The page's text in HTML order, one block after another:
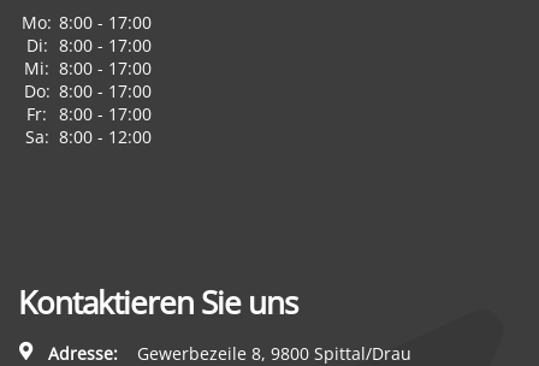
Mo: 8:00 - 17:00
Di: 8:00 - 17:00
Mi: 8:00 - 17:00
Do: 8:00 - 17:00
Fr: 8:00 - 17:00
Sa: 8:00 - 12:00
Kontaktieren Sie uns
Adresse:
Gewerbezeile 8, 9800 Spittal/Drau